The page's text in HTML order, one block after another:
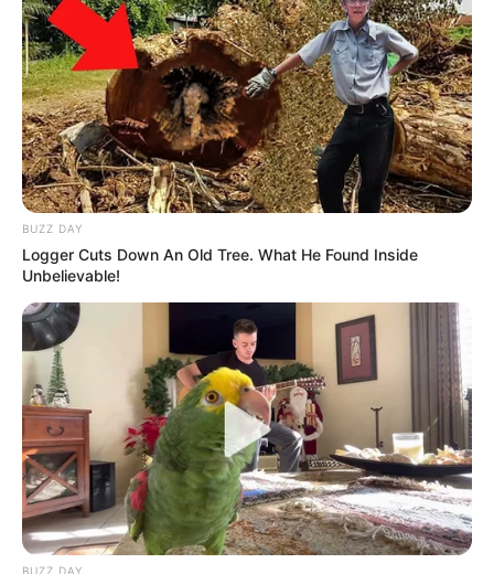
BUZZ DAY
Logger Cuts Down An Old Tree. What He Found Inside
Unbelievable!
BUZZ DAY